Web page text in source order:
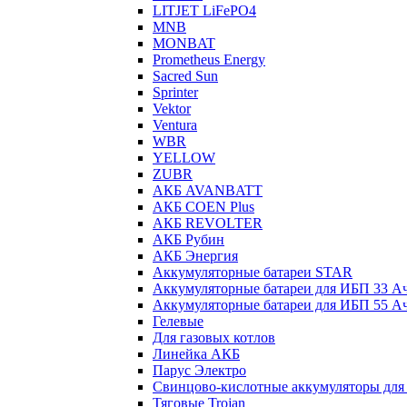
LITJET LiFePO4
MNB
MONBAT
Prometheus Energy
Sacred Sun
Sprinter
Vektor
Ventura
WBR
YELLOW
ZUBR
АКБ AVANBATT
АКБ COEN Plus
АКБ REVOLTER
АКБ Рубин
АКБ Энергия
Аккумуляторные батареи STAR
Аккумуляторные батареи для ИБП 33
Аккумуляторные батареи для ИБП 55
Гелевые
Для газовых котлов
Линейка АКБ
Парус Электро
Свинцово-кислотные аккумуляторы
Тяговые Trojan